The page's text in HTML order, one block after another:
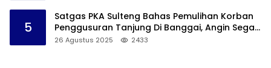
5
Satgas PKA Sulteng Bahas Pemulihan Korban
Penggusuran Tanjung Di Banggai, Angin Segar
Bagi Warga
26 Agustus 2025 2433